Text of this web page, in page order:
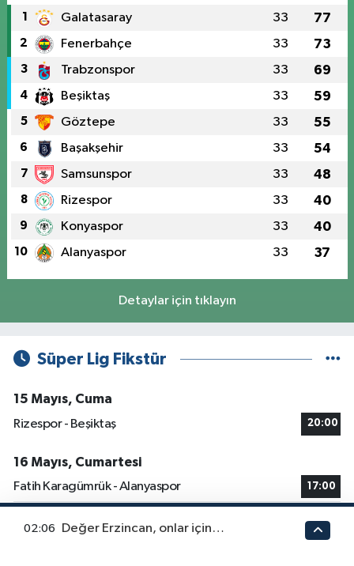
1 Galatasaray 33 77
2 Fenerbahçe 33 73
3 Trabzonspor 33 69
4 Beşiktaş 33 59
5 Göztepe 33 55
6 Başakşehir 33 54
7 Samsunspor 33 48
8 Rizespor 33 40
9 Konyaspor 33 40
10 Alanyaspor 33 37
Detaylar için tıklayın
Süper Lig Fikstür
15 Mayıs, Cuma
Rizespor - Beşiktaş
20:00
16 Mayıs, Cumartesi
Fatih Karagümrük - Alanyaspor
17:00
02:06 Değer Erzincan, onlar için…